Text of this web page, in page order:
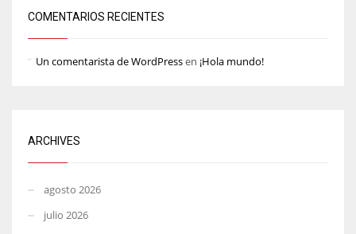
COMENTARIOS RECIENTES
Un comentarista de WordPressen ¡Hola mundo!
ARCHIVES
agosto 2026
julio 2026